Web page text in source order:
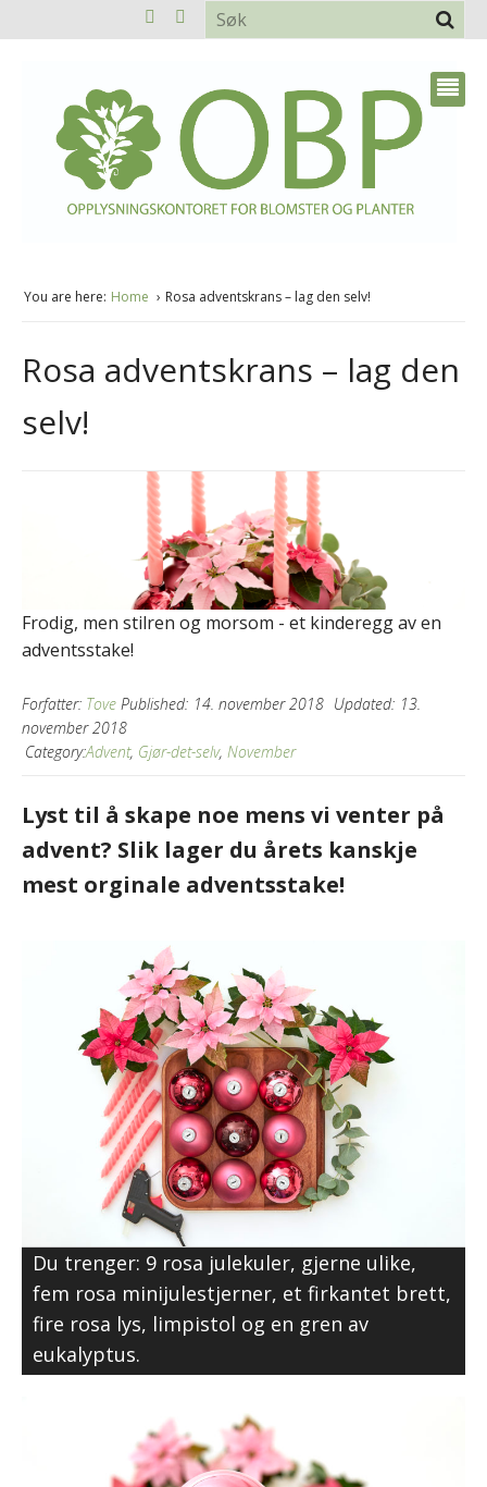
You are here: Home Rosa adventskrans – lag den selv!
Rosa adventskrans – lag den
selv!
Frodig, men stilren og morsom - et kinderegg av en
adventsstake!
Forfatter: Tove Published: 14. november 2018 Updated: 13.
november 2018
Category:Advent, Gjør-det-selv, November
Lyst til å skape noe mens vi venter på
advent? Slik lager du årets kanskje
mest orginale adventsstake!
Du trenger: 9 rosa julekuler, gjerne ulike,
fem rosa minijulestjerner, et firkantet brett,
fire rosa lys, limpistol og en gren av
eukalyptus.